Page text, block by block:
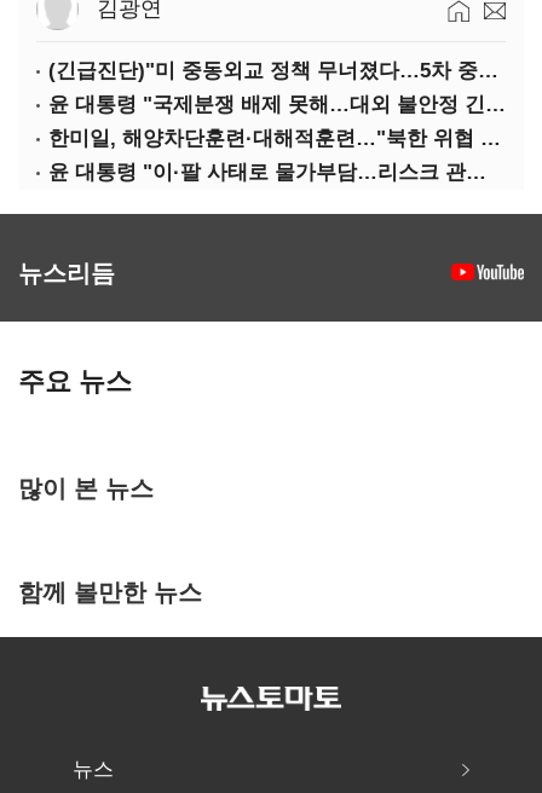
김광연
(긴급진단)"미 중동외교 정책 무너졌다…5차 중동전 가능성은 낮아"
윤 대통령 "국제분쟁 배제 못해…대외 불안정 긴밀대응"
한미일, 해양차단훈련·대해적훈련…"북한 위협 억제"
윤 대통령 "이·팔 사태로 물가부담…리스크 관리 만전 기해야"
뉴스리듬
주요 뉴스
많이 본 뉴스
함께 볼만한 뉴스
뉴스